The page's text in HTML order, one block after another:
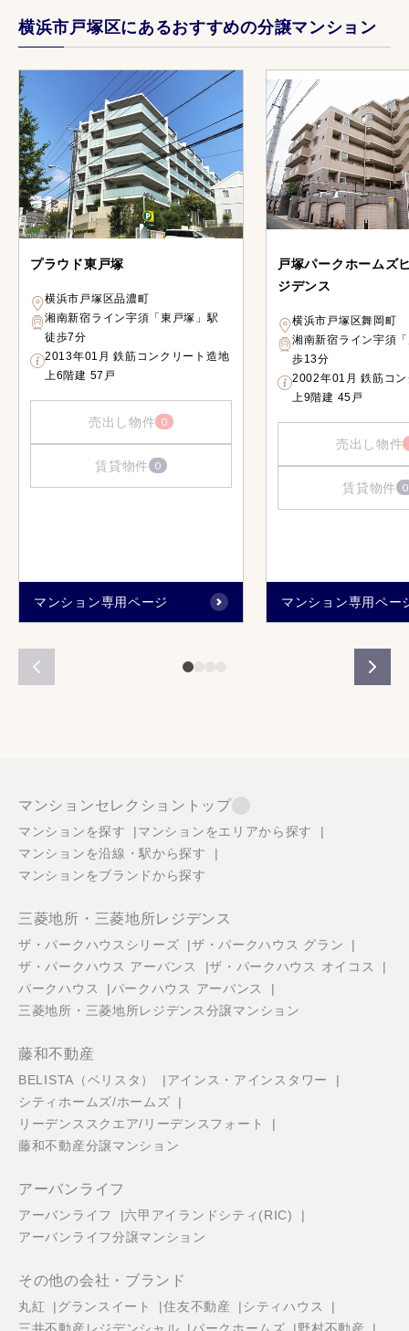
横浜市戸塚区にあるおすすめの分譲マンション
プラウド東戸塚
横浜市戸塚区品濃町
湘南新宿ライン宇須「東戸塚」駅
徒歩7分
2013年01月 鉄筋コンクリート造地
上6階建 57戸
売出し物件 0
賃貸物件 0
マンション専用ページ
戸塚パークホームズ
ジデンス
横浜市戸塚区舞岡町
湘南新宿ライン宇須
歩13分
2002年01月 鉄筋コ
上9階建 45戸
売出し物件
賃貸物件 0
マンション専用ペー
マンションセレクショントップ
マンションを探す
マンションをエリアから探す
マンションを沿線・駅から探す
マンションをブランドから探す
三菱地所・三菱地所レジデンス
ザ・パークハウスシリーズ
ザ・パークハウス グラン
ザ・パークハウス アーバンス
ザ・パークハウス オイコス
パークハウス
パークハウス アーバンス
三菱地所・三菱地所レジデンス分譲マンション
藤和不動産
BELISTA（ベリスタ）
アインス・アインスタワー
シティホームズ/ホームズ
リーデンススクエア/リーデンスフォート
藤和不動産分譲マンション
アーバンライフ
アーバンライフ
六甲アイランドシティ(RIC)
アーバンライフ分譲マンション
その他の会社・ブランド
丸紅 グランスイート 住友不動産
シティハウス